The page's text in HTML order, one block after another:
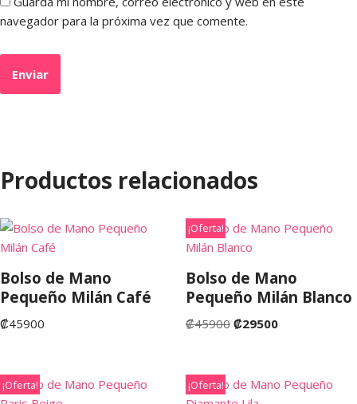
navegador para la próxima vez que comente.
Productos relacionados
Bolso de Mano
Pequeño Milán Café
₡45900
¡Oferta!
Bolso de Mano
Pequeño Milán Blanco
₡45900 ₡29500
¡Oferta! ¡Oferta!